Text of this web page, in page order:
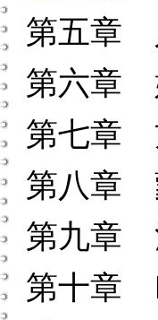
第五章
第六章
第七章
第八章
第九章
第十章